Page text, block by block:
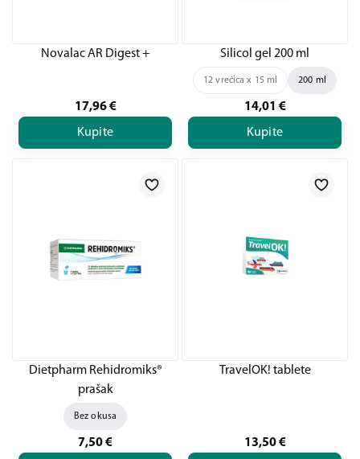
Novalac AR Digest +
17,96 €
Kupite
Silicol gel 200 ml
12 vrećica x 15 ml 200 ml
14,01 €
Kupite
Dietpharm Rehidromiks®
prašak
Bez okusa
7,50€
TravelOK! tablete
13,50 €